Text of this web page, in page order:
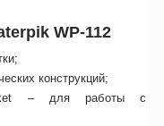
WP-112
конструкций;
– для работы с